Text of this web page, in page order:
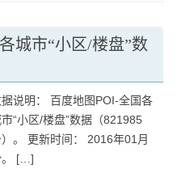
城市“小区/楼盘”数
说明： 百度地图POI-全国各
“小区/楼盘”数据（821985
。 更新时间： 2016年01月
。 […]